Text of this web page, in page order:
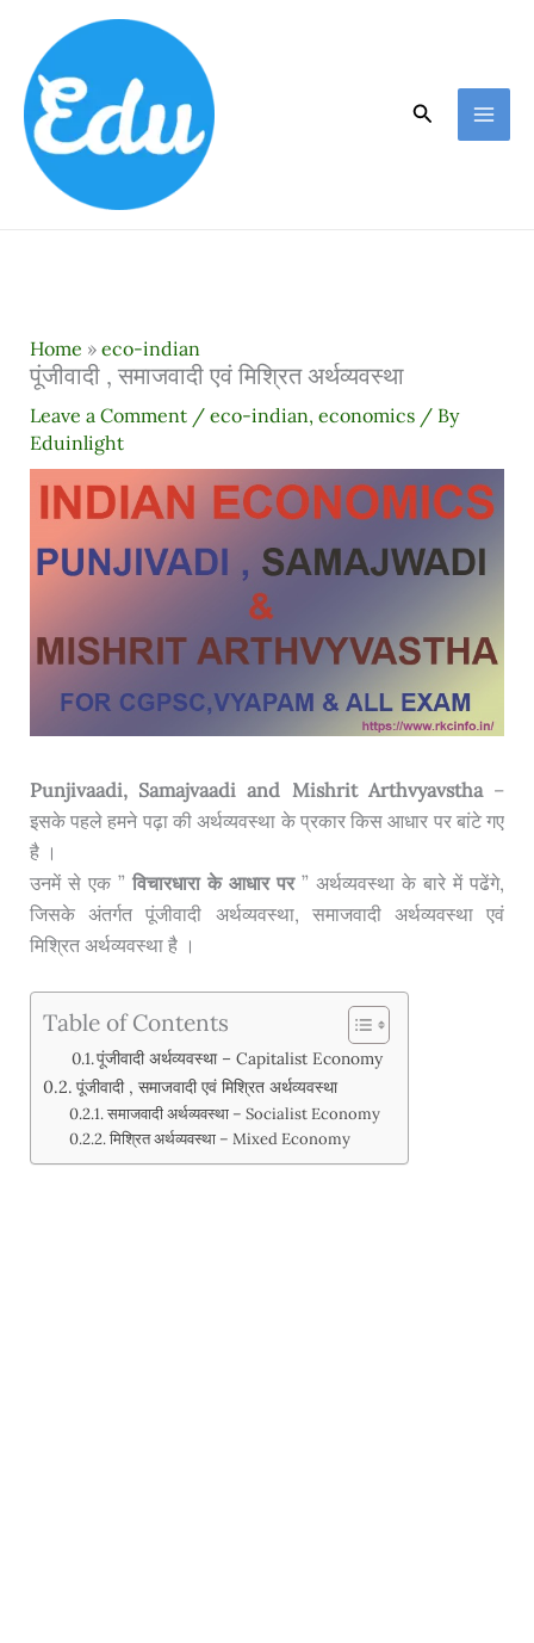
content
Search
Home » eco-indian
पूंजीवादी , समाजवादी एवं मिश्रित अर्थव्यवस्था
Leave a Comment / eco-indian, economics/ By
Eduinlight
Punjivaadi, Samajvaadi and Mishrit Arthvyavstha–
इसके पहले हमने पढ़ा की अर्थव्यवस्था के प्रकार किस आधार पर बांटे गए
है ।
उनमें से एक ” विचारधारा के आधार पर” अर्थव्यवस्था के बारे में पढेंगे,
जिसके अंतर्गत पूंजीवादी अर्थव्यवस्था, समाजवादी अर्थव्यवस्था एवं
मिश्रित अर्थव्यवस्था है ।
Table of Contents
पूंजीवादी अर्थव्यवस्था – Capitalist Economy
पूंजीवादी , समाजवादी एवं मिश्रित अर्थव्यवस्था
समाजवादी अर्थव्यवस्था – Socialist Economy
मिश्रित अर्थव्यवस्था – Mixed Economy